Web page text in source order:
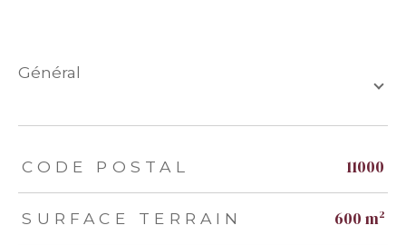
général
TRAD_ZEPHYR_Caracteristique TRAD_ZEPHYR_Valeurs
CODE POSTAL 11000
SURFACE TERRAIN 600 m²